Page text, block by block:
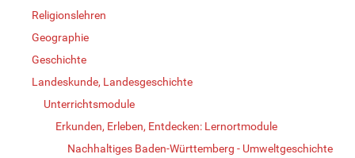
Religionslehren
Geographie
Geschichte
Landeskunde, Landesgeschichte
Unterrichtsmodule
Erkunden, Erleben, Entdecken: Lernortmodule
Nachhaltiges Baden-Württemberg - Umweltgeschichte